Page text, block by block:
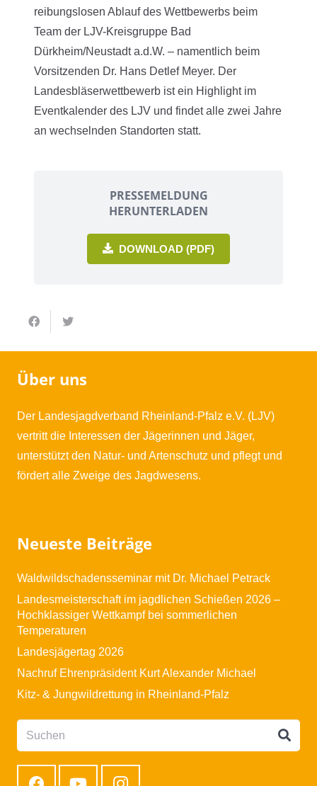
reibungslosen Ablauf des Wettbewerbs beim
Team der LJV-Kreisgruppe Bad
Dürkheim/Neustadt a.d.W. – namentlich beim
Vorsitzenden Dr. Hans Detlef Meyer. Der
Landesbläserwettbewerb ist ein Highlight im
Eventkalender des LJV und findet alle zwei Jahre
an wechselnden Standorten statt.
PRESSEMELDUNG
HERUNTERLADEN
DOWNLOAD (PDF)
Über uns
Der Landesjagdverband Rheinland-Pfalz e.V. (LJV)
vertritt die Interessen der Jägerinnen und Jäger,
unterstützt den Natur- und Artenschutz und pflegt und
fördert alle Zweige des Jagdwesens.
Neueste Beiträge
Waldwildschadensseminar mit Dr. Michael Petrack
Landesmeisterschaft im jagdlichen Schießen 2026 –
Hochklassiger Wettkampf bei sommerlichen
Temperaturen
Landesjägertag 2026
Nachruf Ehrenpräsident Kurt Alexander Michael
Kitz- & Jungwildrettung in Rheinland-Pfalz